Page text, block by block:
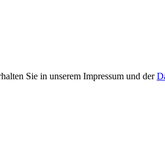
Sie in unserem Impressum und der